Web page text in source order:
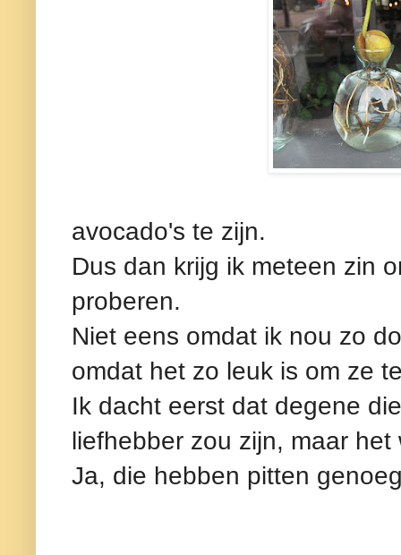
avocado's te zijn.
Dus dan krijg ik meteen zin
proberen.
Niet eens omdat ik nou zo
omdat het zo leuk is om ze
Ik dacht eerst dat degene
liefhebber zou zijn, maar
Ja, die hebben pitten